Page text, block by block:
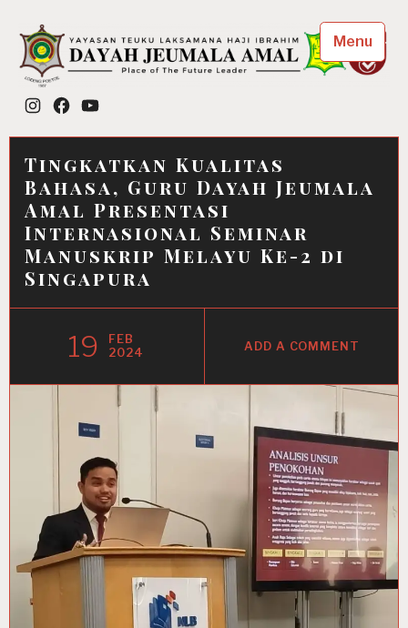
content
Dayah Jeumala Amal
Place of The Future Leader
Instagram
FacebookYouTube
Menu
Tingkatkan Kualitas
Bahasa, Guru Dayah Jeumala
Amal Presentasi
Internasional Seminar
Manuskrip Melayu Ke-2 di
Singapura
19
FEB
2024
ADD A COMMENT